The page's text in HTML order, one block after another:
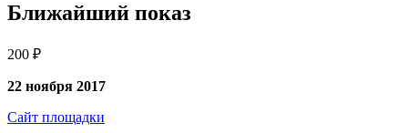
Ближайший показ
200 ₽
22 ноября 2017
Сайт площадки